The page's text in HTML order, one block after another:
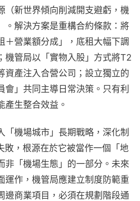
（新世界傾向削減開支避虧，機
。解決方案是重構合約條款：將
＋營業額分成」，底租大幅下調
機管局以「實物入股」方式將T2
資產注入合營公司；設立獨立的
會」共同主導日常決策。只有利
產生整合效益。
「機場城市」長期戰略，深化制
敗，根源在於它被當作一個「地
非「機場生態」的一部分。未來
運作，機管局應建立制度防範重
邊商業項目，必須在規劃階段通